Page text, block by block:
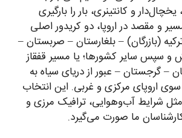
و کانتینری، بار را بارگیری
و مقصد در اروپا، دو کریدور اصلی
(بازرگان) – بلغارستان – صربستان –
و سپس سایر کشورها؛ یا مسیر قفقاز
– گرجستان – عبور از دریای سیاه به
سوی اروپای مرکزی و غربی. این انتخاب
شرایط آب‌وهوایی، ترافیک مرزی و
ما صورت می‌گیرد.